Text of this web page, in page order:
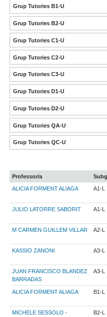
Grup Tutories B1-U
Grup Tutories B2-U
Grup Tutories C1-U
Grup Tutories C2-U
Grup Tutories C3-U
Grup Tutories D1-U
Grup Tutories D2-U
Grup Tutories QA-U
Grup Tutories QC-U
Professor/a
ALICIA FORMENT ALIAGA
A1-L
JULIO LATORRE SABORIT A1-L
M CARMEN GUILLEM VILLAR A2-L
KASSIO ZANONI A3-L
JUAN FRANCISCO BLANDEZ
BARRADAS
A3-L
ALICIA FORMENT ALIAGA B1-L
MICHELE SESSOLO - B2-L